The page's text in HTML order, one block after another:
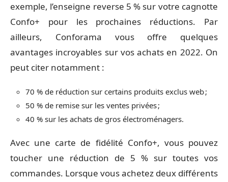
exemple, l’enseigne reverse 5 % sur votre cagnotte
Confo+ pour les prochaines réductions. Par
ailleurs, Conforama vous offre quelques
avantages incroyables sur vos achats en 2022. On
peut citer notamment :
70 % de réduction sur certains produits exclus web ;
50 % de remise sur les ventes privées ;
40 % sur les achats de gros électroménagers.
Avec une carte de fidélité Confo+, vous pouvez
toucher une réduction de 5 % sur toutes vos
commandes. Lorsque vous achetez deux différents